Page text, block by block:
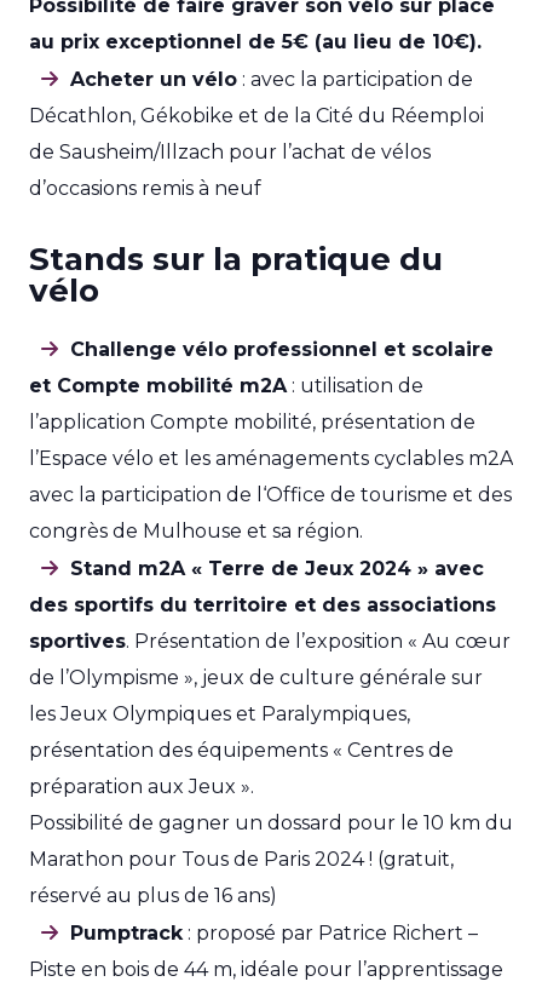
Possibilité de faire graver son vélo sur place
au prix exceptionnel de 5€ (au lieu de 10€).
Acheter un vélo : avec la participation de
Décathlon, Gékobike et de la Cité du Réemploi
de Sausheim/Illzach pour l’achat de vélos
d’occasions remis à neuf
Stands sur la pratique du
vélo
Challenge vélo professionnel et scolaire
et Compte mobilité m2A: utilisation de
l’application Compte mobilité, présentation de
l’Espace vélo et les aménagements cyclables m2A
avec la participation de l‘Office de tourisme et des
congrès de Mulhouse et sa région.
Stand m2A « Terre de Jeux 2024 » avec
des sportifs du territoire et des associations
sportives. Présentation de l’exposition « Au cœur
de l’Olympisme », jeux de culture générale sur
les Jeux Olympiques et Paralympiques,
présentation des équipements « Centres de
préparation aux Jeux ».
Possibilité de gagner un dossard pour le 10 km du
Marathon pour Tous de Paris 2024 ! (gratuit,
réservé au plus de 16 ans)
Pumptrack: proposé par Patrice Richert –
Piste en bois de 44 m, idéale pour l’apprentissage